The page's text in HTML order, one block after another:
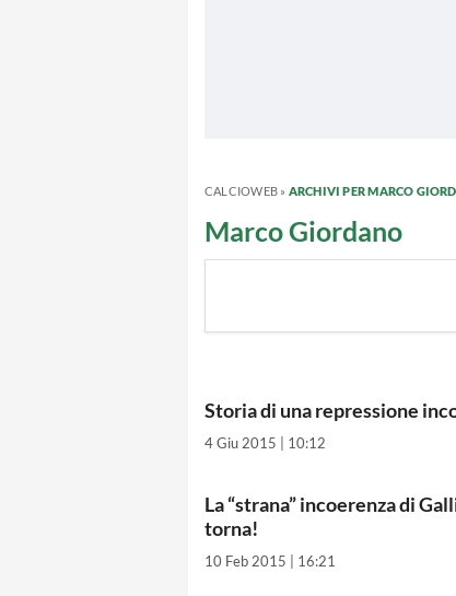
CALCIOWEB» ARCHIVI PER MARCO
Marco Giordano
Storia di una repressione
4 Giu 2015 | 10:12
La “strana” incoerenza di
torna!
10 Feb 2015 | 16:21